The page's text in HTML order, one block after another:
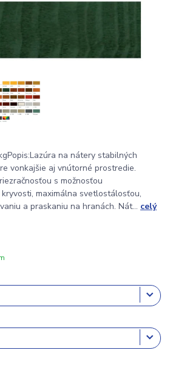
na nátery stabilných
vonkajšie aj vnútorné prostredie.
s možnosťou
maximálna svetlostálosťou,
a praskaniu na hranách. Nát... celý